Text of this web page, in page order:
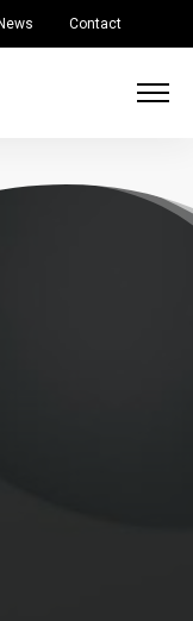
News Contact